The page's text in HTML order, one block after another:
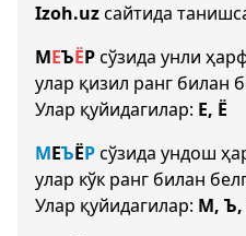
Izoh.uzсайтида
МЕЪЁРсўзида унли
улар қизил ранг билан
Улар қуйидагилар: Е, Ё
МЕЪЁРсўзида ундош
улар кўк ранг билан
Улар қуйидагилар: М, Ъ,